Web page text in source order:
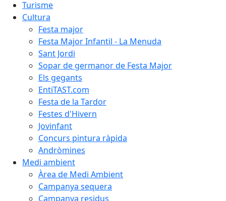
Turisme
Cultura
Festa major
Festa Major Infantil - La Menuda
Sant Jordi
Sopar de germanor de Festa Major
Els gegants
EntiTAST.com
Festa de la Tardor
Festes d'Hivern
Jovinfant
Concurs pintura ràpida
Andròmines
Medi ambient
Àrea de Medi Ambient
Campanya sequera
Campanya residus